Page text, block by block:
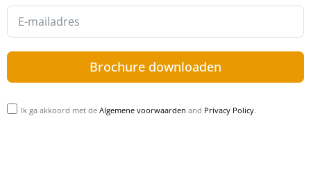
Brochure downloaden
Ik ga akkoord met de Algemene voorwaarden and Privacy Policy.